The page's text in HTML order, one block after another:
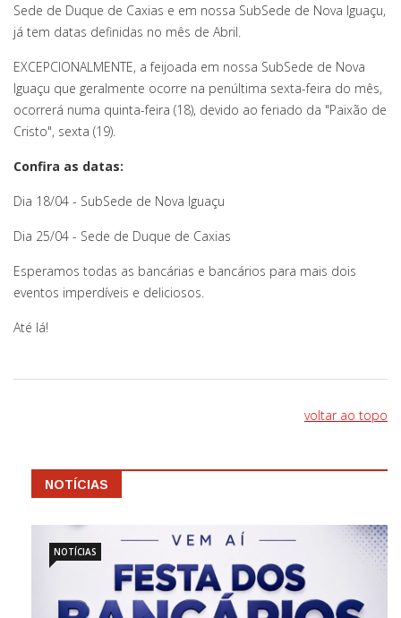
Sede de Duque de Caxias e em nossa SubSede de Nova Iguaçu,
já tem datas definidas no mês de Abril.
EXCEPCIONALMENTE, a feijoada em nossa SubSede de Nova
Iguaçu que geralmente ocorre na penúltima sexta-feira do mês,
ocorrerá numa quinta-feira (18), devido ao feriado da "Paixão de
Cristo", sexta (19).
Confira as datas:
Dia 18/04 - SubSede de Nova Iguaçu
Dia 25/04 - Sede de Duque de Caxias
Esperamos todas as bancárias e bancários para mais dois
eventos imperdíveis e deliciosos.
Até lá!
voltar ao topo
NOTÍCIAS
NOTÍCIAS